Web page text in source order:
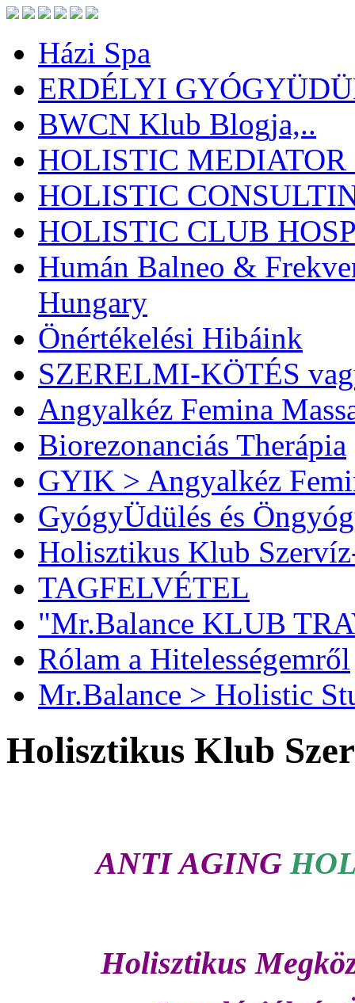
Házi Spa
ERDÉLYI
BWCN Klub Blogja,..
HOLISTIC MEDIATOR
HOLISTIC
HOLISTIC CLUB
Humán Balneo &
Hungary
Önértékelési Hibáink
SZERELMI-KÖTÉS
Angyalkéz Femina
Biorezonanciás Therápia
GYIK > Angyalkéz
GyógyÜdülés és
Holisztikus Klub
TAGFELVÉTEL
"Mr.Balance KLUB
Rólam a Hitelességemről
Mr.Balance > Holistic
Holisztikus Klub
ANTI AGING
Holisztikus